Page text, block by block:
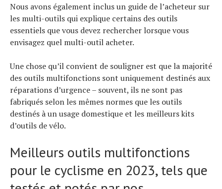
Nous avons également inclus un guide de l’acheteur sur
les multi-outils qui explique certains des outils
essentiels que vous devez rechercher lorsque vous
envisagez quel multi-outil acheter.
Une chose qu’il convient de souligner est que la majorité
des outils multifonctions sont uniquement destinés aux
réparations d’urgence – souvent, ils ne sont pas
fabriqués selon les mêmes normes que les outils
destinés à un usage domestique et les meilleurs kits
d’outils de vélo.
Meilleurs outils multifonctions
pour le cyclisme en 2023, tels que